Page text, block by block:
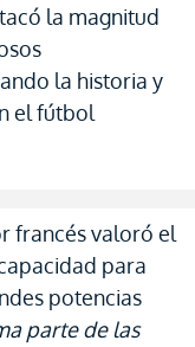
la magnitud
la historia y
el fútbol
francés valoró el
para
potencias
parte de las